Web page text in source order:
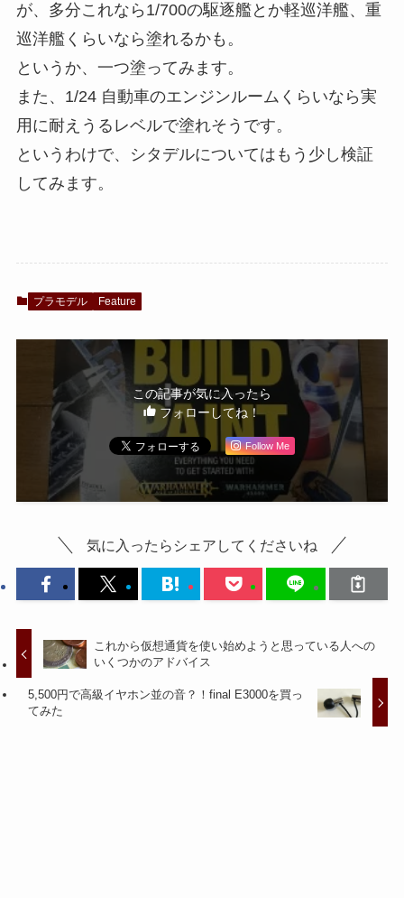
が、多分これなら1/700の駆逐艦とか軽巡洋艦、重
巡洋艦くらいなら塗れるかも。
というか、一つ塗ってみます。
また、1/24 自動車のエンジンルームくらいなら実
用に耐えうるレベルで塗れそうです。
というわけで、シタデルについてはもう少し検証
してみます。
プラモデル Feature
この記事が気に入ったら
フォローしてね！
Follow Me
気に入ったらシェアしてくださいね
これから仮想通貨を使い始めようと思っている人への
いくつかのアドバイス
5,500円で高級イヤホン並の音？！final E3000を買っ
てみた